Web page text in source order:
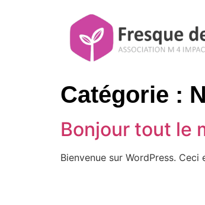
Catégorie :
Bonjour tout le
Bienvenue sur WordPress.